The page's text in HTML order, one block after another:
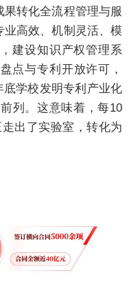
转化全流程管理与服
高效、机制灵活、模
建设知识产权管理系
点与专利开放许可，
底学校发明专利产业化
列。这意味着，每10
出了实验室，转化为